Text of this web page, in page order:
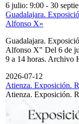
6 julio: 9:00 - 30
Guadalajara.
Alfonso X»
Guadalajara.
Alfonso X" Del 6 de
9 a 14 horas.
2026-07-12
Atienza. Exposición.
Atienza. Exposición.